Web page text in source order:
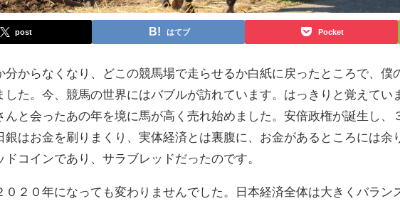
post はてブ Pocket
からなくなり、どこの競馬場で走らせるか白紙に戻ったところで、僕
た。今、競馬の世界にはバブルが訪れています。はっきりと覚えてい
と会ったあの年を境に馬が高く売れ始めました。安倍政権が誕生し、
はお金を刷りまくり、実体経済とは裏腹に、お金があるところには余
コインであり、サラブレッドだったのです。
２０年になっても変わりませんでした。日本経済全体は大きくバラン